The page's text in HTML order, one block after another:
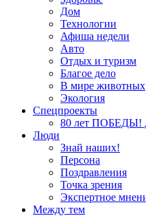
Дом
Технологии
Афиша недели
Авто
Отдых и туризм
Благое дело
В мире животных
Экология
Спецпроекты
80 лет ПОБЕДЫ!
Люди
Знай наших!
Персона
Поздравления
Точка зрения
Экспертное
Между тем